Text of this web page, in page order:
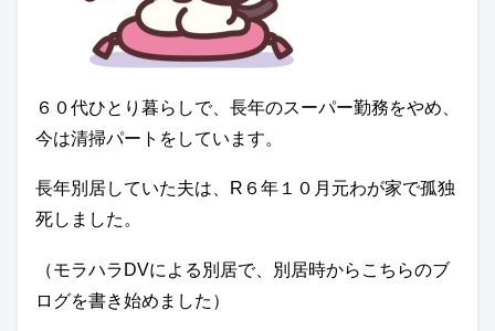
６０代ひとり暮らしで、長年のスーパー勤務をやめ、
今は清掃パートをしています。
長年別居していた夫は、R６年１０月元わが家で孤独
死しました。
（モラハラDVによる別居で、別居時からこちらのブ
ログを書き始めました）